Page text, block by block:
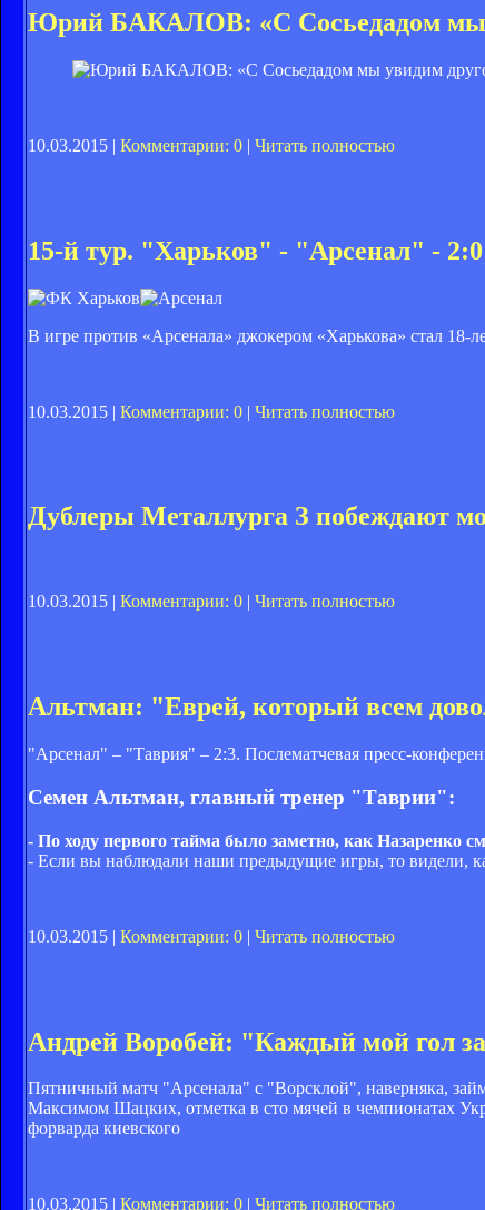
Юрий БАКАЛОВ: «С Сосьедадом мы
10.03.2015 | Комментарии: 0 | Читать полностью
15-й тур. "Харьков" - "Арсенал" - 2:0
В игре против «Арсенала» джокером «Харькова» стал
10.03.2015 | Комментарии: 0 | Читать полностью
Дублеры Металлурга З побеждают
10.03.2015 | Комментарии: 0 | Читать полностью
Альтман: "Еврей, который всем
"Арсенал" – "Таврия" – 2:3. Послематчевая пресс-
Семен Альтман, главный тренер "Таврии":
- По ходу первого тайма было заметно, как Назаренко
- Если вы наблюдали наши предыдущие игры, то видели,
10.03.2015 | Комментарии: 0 | Читать полностью
Андрей Воробей: "Каждый мой гол
Пятничный матч "Арсенала" с "Ворсклой", наверняка,
Максимом Шацких, отметка в сто мячей в чемпионатах
форварда киевского
10.03.2015 | Комментарии: 0 | Читать полностью